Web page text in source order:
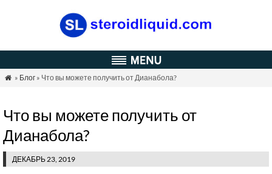
 » Блог» Что вы можете получить от Дианабола?
Что вы можете получить от
Дианабола?
ДЕКАБРЬ 23, 2019